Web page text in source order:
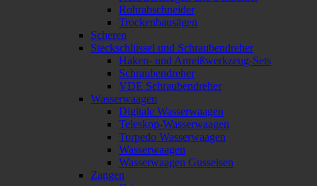
Rohrabschneider
Trockenbausägen
Scheren
Steckschlüssel und Schraubendreher
Haken- und Anreißwerkzeug-Sets
Schraubendreher
VDE Schraubendreher
Wasserwaagen
Digitale Wasserwaagen
Teleskop-Wasserwaagen
Torpedo Wasserwaagen
Wasserwaagen
Wasserwaagen Gusseisen
Zangen